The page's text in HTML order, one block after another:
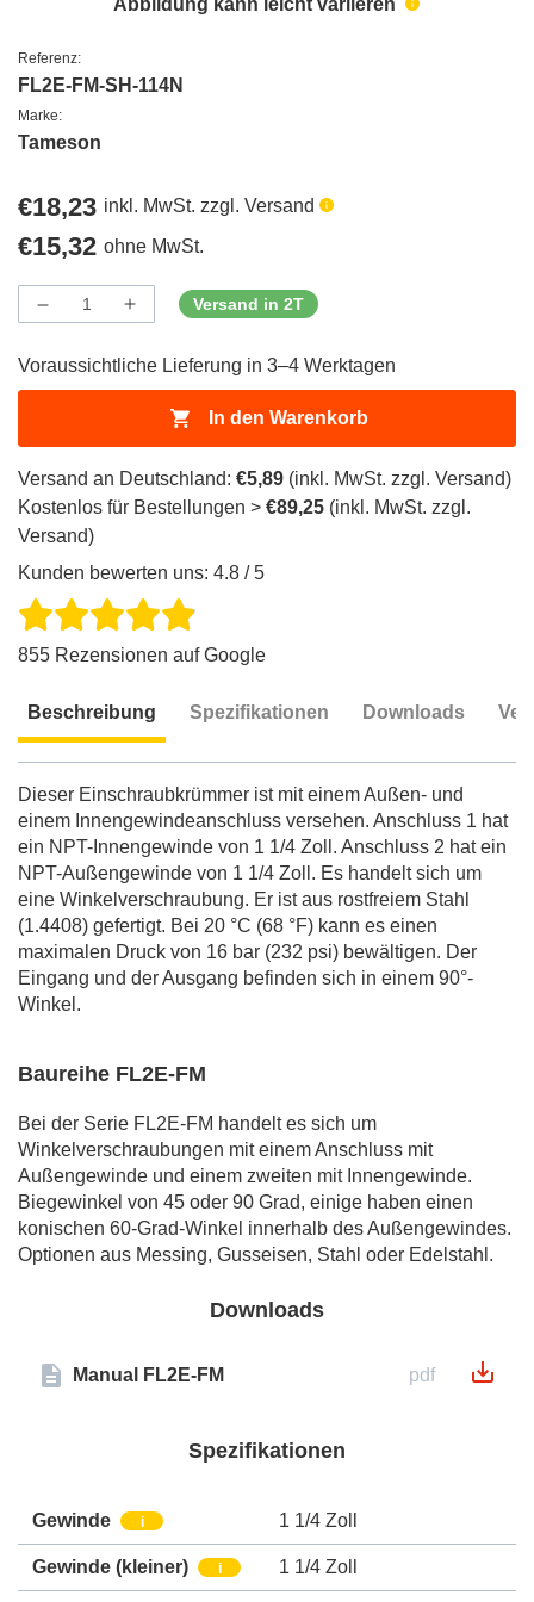
Abbildung kann leicht variieren
Referenz:
FL2E-FM-SH-114N
Marke:
Tameson
Regulärer
Preis
€18,23 inkl. MwSt. zzgl. Versand
Regulärer
Preis
€15,32 ohne MwSt.
Menge
Menge
verringern
ProductDrop
Menge
erhöhen
ProductDrop
Versand in 2T
Voraussichtliche Lieferung in 3–4 Werktagen
In den Warenkorb
Versand an Deutschland: €5,89 (inkl. MwSt. zzgl. Versand)
Kostenlos für Bestellungen > €89,25 (inkl. MwSt. zzgl.
Versand)
Kunden bewerten uns: 4.8 / 5
855 Rezensionen auf Google
Beschreibung Spezifikationen Downloads
Dieser Einschraubkrümmer ist mit einem Außen- und
einem Innengewindeanschluss versehen. Anschluss 1 hat
ein NPT-Innengewinde von 1 1/4 Zoll. Anschluss 2 hat ein
NPT-Außengewinde von 1 1/4 Zoll. Es handelt sich um
eine Winkelverschraubung. Er ist aus rostfreiem Stahl
(1.4408) gefertigt. Bei 20 °C (68 °F) kann es einen
maximalen Druck von 16 bar (232 psi) bewältigen. Der
Eingang und der Ausgang befinden sich in einem 90°-
Winkel.
Baureihe FL2E-FM
Bei der Serie FL2E-FM handelt es sich um
Winkelverschraubungen mit einem Anschluss mit
Außengewinde und einem zweiten mit Innengewinde.
Biegewinkel von 45 oder 90 Grad, einige haben einen
konischen 60-Grad-Winkel innerhalb des Außengewindes.
Optionen aus Messing, Gusseisen, Stahl oder Edelstahl.
Downloads
Manual FL2E-FM pdf
Spezifikationen
Gewinde i 1 1/4 Zoll
Gewinde (kleiner) i 1 1/4 Zoll